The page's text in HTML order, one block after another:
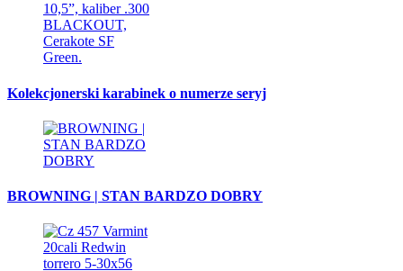
Kolekcjonerski karabinek o numerze seryj
BROWNING | STAN BARDZO DOBRY